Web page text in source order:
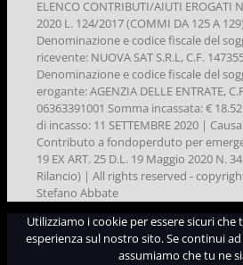
ELENCO CONTRIBUTI/AIUTI EROGATI
2020 L. 124/2017 (COMMI DA 125 A
Denominazione e codice fiscale del
ricevente: NUOVA SAT S.R.L, C.F.
Denominazione e codice fiscale del
erogante: AGENZIA DELLE ENTRATE,
06363391001 Somma incassata: €
di incasso: 11 SETTEMBRE 2020 |
Contributo a fondoperduto per
19 EX ART. 25 D.L. 19 Maggio 2020 N.
Rilancio) | All rights reserved -
Stefano Abbate
Utilizziamo i cookie per essere sicuri che
esperienza sul nostro sito. Se continui
assumiamo che tu ne